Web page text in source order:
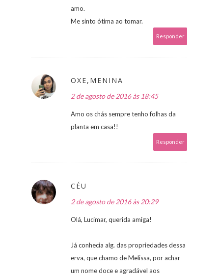
amo.
Me sinto ótima ao tomar.
Responder
OXE,MENINA
2 de agosto de 2016 às 18:45
Amo os chás sempre tenho folhas da
planta em casa!!
Responder
CÉU
2 de agosto de 2016 às 20:29
Olá, Lucimar, querida amiga!
Já conhecia alg. das propriedades dessa
erva, que chamo de Melissa, por achar
um nome doce e agradável aos